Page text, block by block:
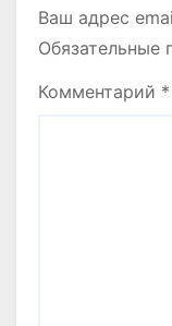
Ваш адрес
Обязательные
Комментарий *